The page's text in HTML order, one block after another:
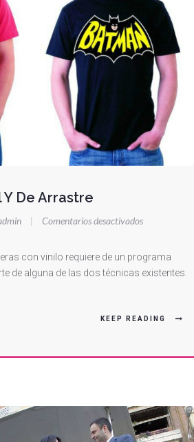
De Arrastre
| Comentarios desactivadosen
Tangencial
Y
con vinilo requiere de un programa
de alguna de las dos técnicas existentes.
KEEP READING